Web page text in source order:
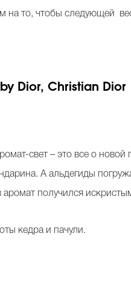
то, чтобы следующей
Dior, Christian Dior
свет – это все о
А альдегиды
аромат получился
кедра и пачули.